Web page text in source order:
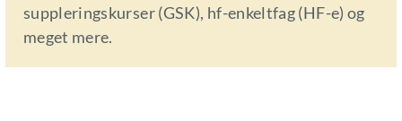
suppleringskurser (GSK), hf-enkeltfag (HF-e) og
meget mere.